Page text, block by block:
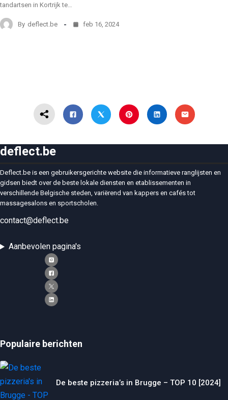
tandartsen in Kortrijk te…
By deflect.be feb 16, 2024
deflect.be
Deflect.be is een gebruikersgerichte website die informatieve ranglijsten en
gidsen biedt over de beste lokale diensten en etablissementen in
verschillende Belgische steden, variërend van kappers en cafés tot
massagesalons en sportscholen.
contact@deflect.be
Aanbevolen pagina's
Populaire berichten
De beste pizzeria’s in Brugge – TOP 10 [2024]